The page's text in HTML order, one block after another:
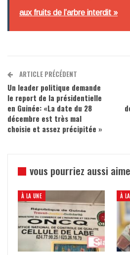
aux fruits de l’arbre interdit »
ARTICLE PRÉCÉDENT
Un leader politique demande
le report de la présidentielle
en Guinée: «La date du 28
décembre est très mal
choisie et assez précipitée »
vous pourriez aussi
À LA UNE À